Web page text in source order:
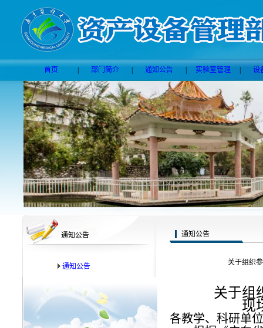
首页 部门简介 通知公告 实验室管理 设
通知公告
通知公告
通知公告
关于组织
关于组
现
各教学、科研单